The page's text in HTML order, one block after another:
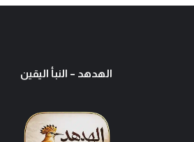
الهدهد – النبأ اليقين